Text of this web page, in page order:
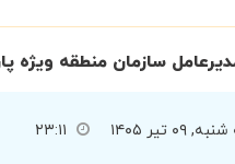
سازمان منطقه
۰۹ تیر ۱۴۰۵ ۲۳:۱۱